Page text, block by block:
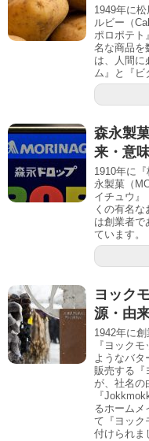
1949年に
ルビー（
ポロポテト
名な商品を
は、人間に
ム』と『ビ
森永製
来・意
1910年に
永製菓（
イチュウ』
くの有名
は創業者で
ています。
ヨック
源・由
1942年に
『ヨック
ようなバタ
販売する『
が、社名の
『
るホームメ
て『ヨック
付けられま